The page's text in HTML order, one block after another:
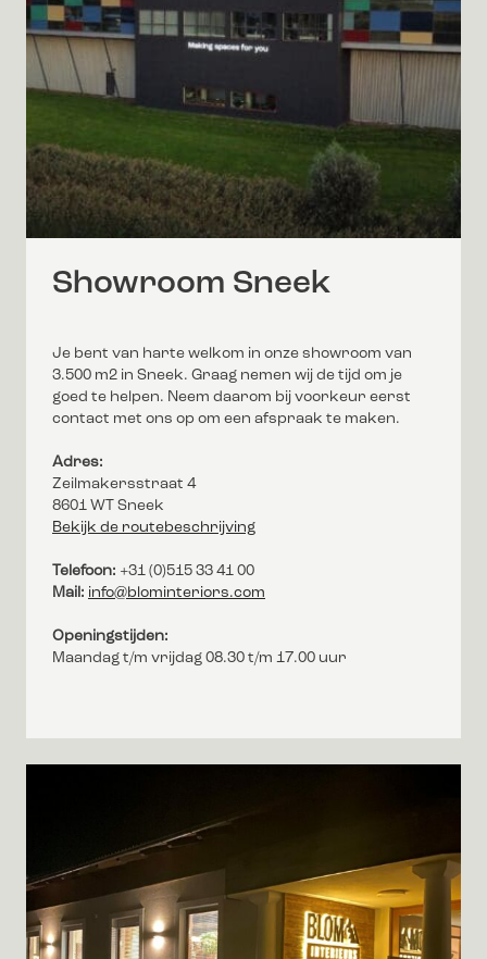
Showroom Sneek
Je bent van harte welkom in onze showroom van
3.500 m2 in Sneek. Graag nemen wij de tijd om je
goed te helpen. Neem daarom bij voorkeur eerst
contact met ons op om een afspraak te maken.
Adres:
Zeilmakersstraat 4
8601 WT Sneek
Bekijk de routebeschrijving
Telefoon: +31 (0)515 33 41 00
Mail: info@blominteriors.com
Openingstijden:
Maandag t/m vrijdag 08.30 t/m 17.00 uur